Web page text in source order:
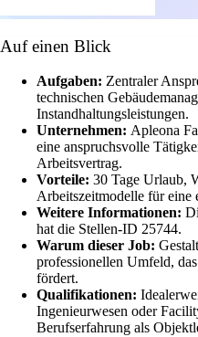
Auf einen Blick
Aufgaben: Zentraler
technischen
Instandhaltungsleistungen.
Unternehmen: Apleona
eine anspruchsvolle
Arbeitsvertrag.
Vorteile: 30 Tage Urlaub,
Arbeitszeitmodelle für
Weitere Informationen:
hat die Stellen-ID 25744.
Warum dieser Job:
professionellen Umfeld,
fördert.
Qualifikationen:
Ingenieurwesen oder
Berufserfahrung als